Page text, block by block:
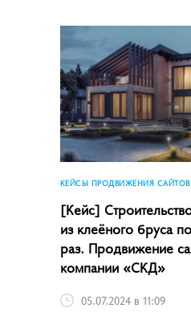
КЕЙСЫ ПРОДВИЖЕНИЯ САЙТОВ
[Кейс]
из клеёного бруса
раз. Продвижение
компании «СКД»
05.07.2024 в 11:09